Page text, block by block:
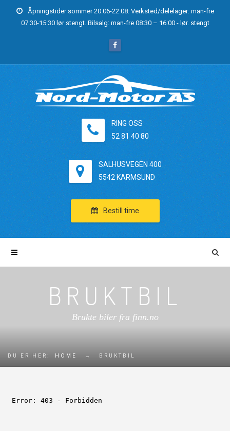
Åpningstider sommer 20.06-22.08: Verksted/delelager: man-fre
07:30-15:30 lør stengt. Bilsalg: man-fre 08:30 – 16:00 - lør. stengt
RING OSS
52 81 40 80
SALHUSVEGEN 400
5542 KARMSUND
Bestill time
BRUKTBIL
Brukte biler fra finn.no
DU ER HER: HOME → BRUKTBIL